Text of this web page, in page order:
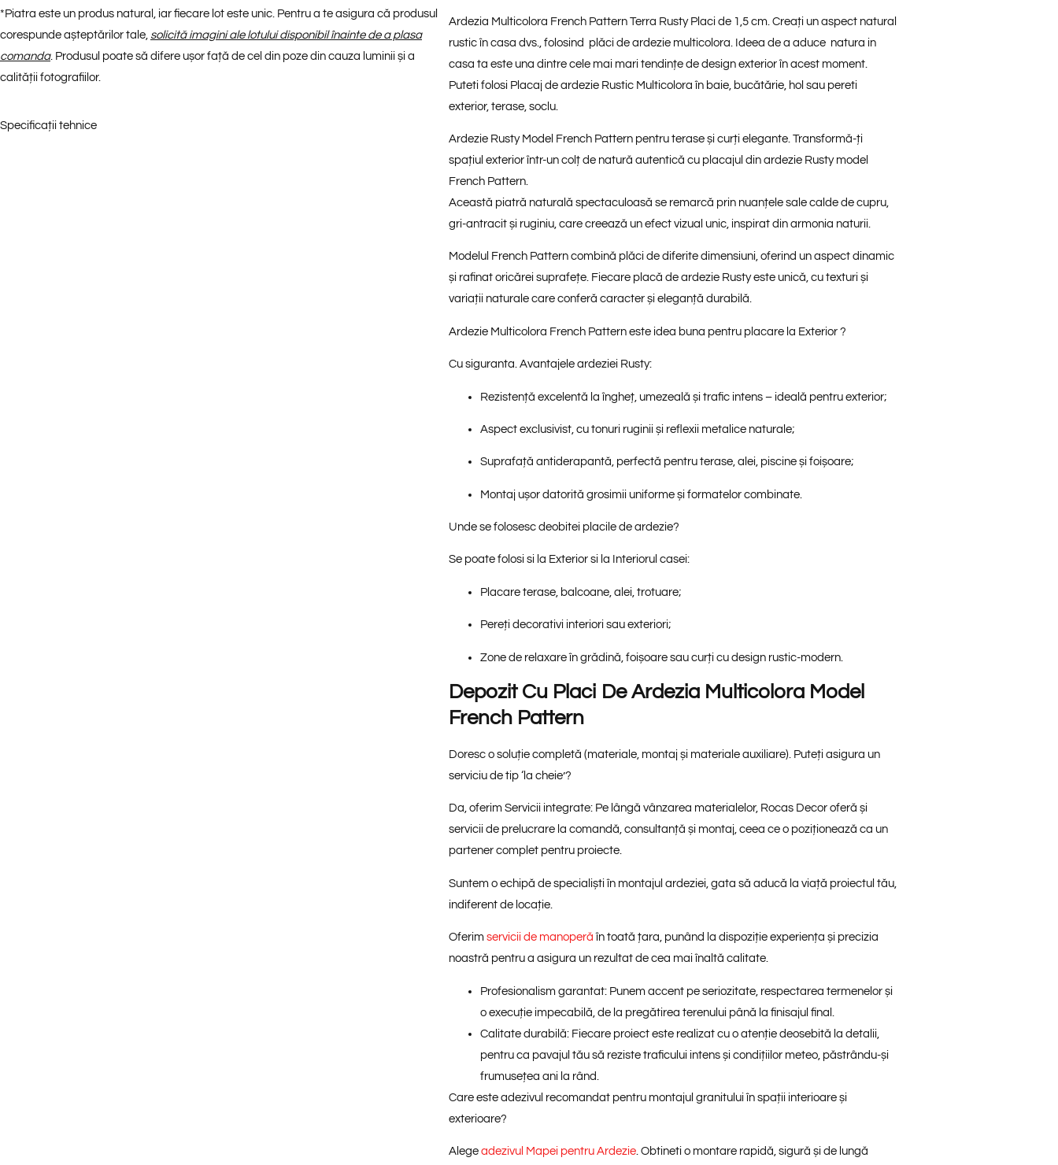
*Piatra este un produs natural, iar fiecare lot este unic. Pentru a te asigura că produsul
corespunde așteptărilor tale, solicită imagini ale lotului disponibil înainte de a plasa
comanda. Produsul poate să difere ușor față de cel din poze din cauza luminii și a
calității fotografiilor.
Specificații tehnice
Ardezia Multicolora French Pattern Terra Rusty Placi de 1,5 cm. Creați un aspect natural
rustic în casa dvs., folosind plăci de ardezie multicolora. Ideea de a aduce natura in
casa ta este una dintre cele mai mari tendințe de design exterior în acest moment.
Puteti folosi Placaj de ardezie Rustic Multicolora în baie, bucătărie, hol sau pereti
exterior, terase, soclu.
Ardezie Rusty Model French Pattern pentru terase și curți elegante. Transformă-ți
spațiul exterior într-un colț de natură autentică cu placajul din ardezie Rusty model
French Pattern
Această piatră naturală spectaculoasă se remarcă prin nuanțele sale calde de cupru,
gri-antracit și ruginiu , care creează un efect vizual unic, inspirat din armonia naturii.
Modelul French Pattern combină plăci de diferite dimensiuni, oferind un aspect dinamic
și rafinat oricărei suprafețe. Fiecare placă de ardezie Rusty este unică, cu texturi și
variații naturale care conferă caracter și eleganță durabilă.
Ardezie Multicolora French Pattern este idea buna pentru placare la Exterior ?
Cu siguranta. Avantajele ardeziei Rusty:
Rezistență excelentă la îngheț, umezeală și trafic intens – ideală pentru exterior;
Aspect exclusivist , cu tonuri ruginii și reflexii metalice naturale;
Suprafață antiderapantă, perfectă pentru terase, alei, piscine și foișoare;
Montaj ușor datorită grosimii uniforme și formatelor combinate.
Unde se folosesc deobitei placile de ardezie?
Se poate folosi si la Exterior si la Interiorul casei:
Placare terase, balcoane, alei, trotuare;
Pereți decorativi interiori sau exteriori;
Zone de relaxare în grădină, foișoare sau curți cu design rustic-modern.
Depozit Cu Placi De Ardezia Multicolora Model
French Pattern
Doresc o soluție completă (materiale, montaj și materiale auxiliare). Puteți asigura un
serviciu de tip ‘la cheie’?
Da, oferim Servicii integrate: Pe lângă vânzarea materialelor, Rocas Decor oferă și
servicii de prelucrare la comandă, consultanță și montaj, ceea ce o poziționează ca un
partener complet pentru proiecte.
Suntem o echipă de specialiști în montajul ardeziei , gata să aducă la viață proiectul tău,
indiferent de locație.
Oferim servicii de manoperă în toată țara, punând la dispoziție experiența și precizia
noastră pentru a asigura un rezultat de cea mai înaltă calitate.
Profesionalism garantat: Punem accent pe seriozitate, respectarea termenelor și
o execuție impecabilă, de la pregătirea terenului până la finisajul final.
Calitate durabilă: Fiecare proiect este realizat cu o atenție deosebită la detalii,
pentru ca pavajul tău să reziste traficului intens și condițiilor meteo, păstrându-și
frumusețea ani la rând.
Care este adezivul recomandat pentru montajul granitului în spații interioare și
exterioare?
Alege adezivul Mapei pentru Ardezie . Obtineti o montare rapidă, sigură și de lungă